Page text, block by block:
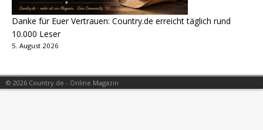
Danke für Euer Vertrauen: Country.de erreicht täglich rund
10.000 Leser
5. August 2026
© 2026 Country.de - Online Magazin